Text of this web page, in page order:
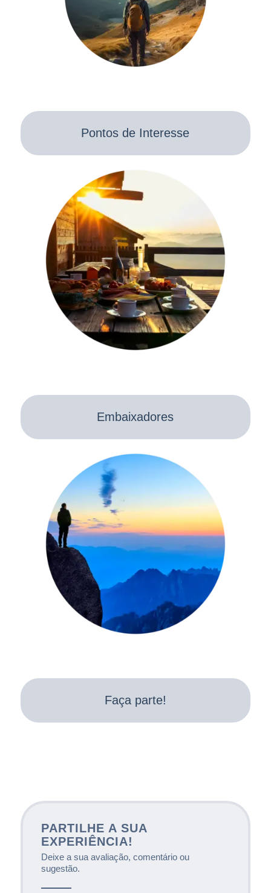
Pontos de Interesse
Embaixadores
Faça parte!
PARTILHE A SUA
EXPERIÊNCIA!
Deixe a sua avaliação, comentário ou
sugestão.